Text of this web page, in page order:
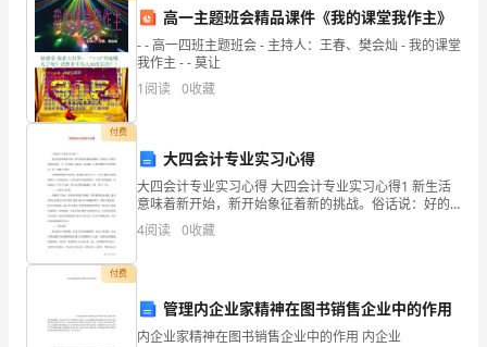
高一主题班会精品课件《我的课堂我作主》
- - 高一四班主题班会 - 主持人：王春、樊会灿 - 我的课堂
我作主 - - 莫让
1阅读 0收藏
付费
大四会计专业实习心得
大四会计专业实习心得 大四会计专业实习心得1 新生活
意味着新开始，新开始象征着新的挑战。俗话说：好的
开始是成功的一半。新学期，新起点，新面貌，让我们
憧憬更完美的明天，再一次踏上学途!
4阅读 0收藏
付费
管理内企业家精神在图书销售企业中的作用
内企业家精神在图书销售企业中的作用 内企业